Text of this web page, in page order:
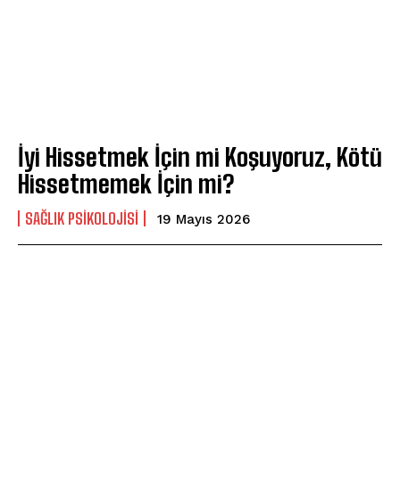
İyi Hissetmek İçin mi Koşuyoruz, Kötü
Hissetmemek İçin mi?
SAĞLIK PSIKOLOJISI 19 Mayıs 2026